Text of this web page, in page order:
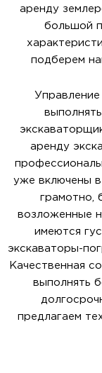
аренду
большой
подберем
аренду
уже включены в
грамотно,
возложенные
имеются
экскаваторы-
Качественная
выполнять
предлагаем